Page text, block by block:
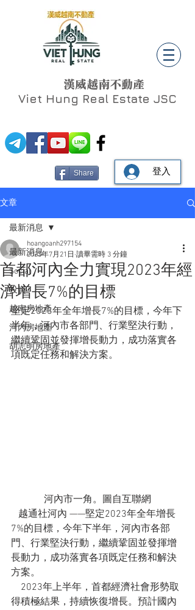
漢威越南不動產
Viet Hung Real Estate JSC
Share 登入
文章
最新消息
Social
投資
越南房地產
河內房地產
胡志明房地產
最新消息
首都河內全力實現2023年經
濟增長7%的目標
hoangoanh297154
2023年7月21日 讀畢需時 3 分鐘
堅定2023年全年增長7%的目標，今年下
半年，河內市各部門、行業堅決行動，
繼續鞏固並發揮增長動力，成功落實各
項既定任務和解決方案。
河內市一角。圖自互聯網
7%的目標，今年下半年，河內市各部
門、行業堅決行動，繼續鞏固並發揮增
長動力，成功落實各項既定任務和解決
方案。
得積極結果，持續恢復增長。預計國內